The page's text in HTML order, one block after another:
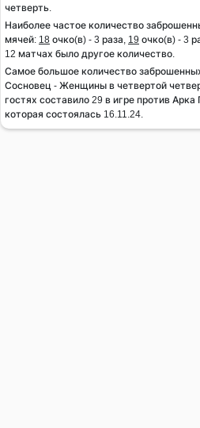
четверть.
Наиболее частое количество
мячей: 18 очко(в) - 3 раза, 19 очко(в) - 3
12 матчах было другое количество.
Самое большое количество
Сосновец - Женщины в четвертой
гостях составило 29 в игре против
которая состоялась 16.11.24.